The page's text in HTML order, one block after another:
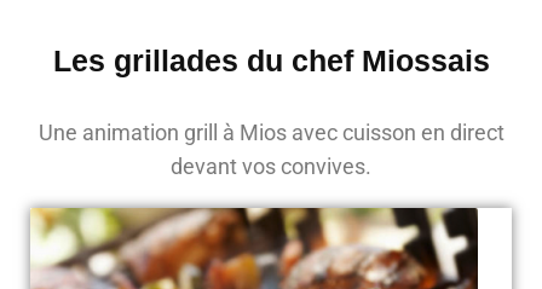
Les grillades du chef Miossais
Une animation grill à Mios avec cuisson en direct
devant vos convives.